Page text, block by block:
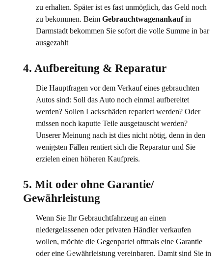
zu erhalten. Später ist es fast unmöglich, das Geld noch
zu bekommen. Beim Gebrauchtwagenankaufin
Darmstadt bekommen Sie sofort die volle Summe in bar
ausgezahlt
4. Aufbereitung & Reparatur
Die Hauptfragen vor dem Verkauf eines gebrauchten
Autos sind: Soll das Auto noch einmal aufbereitet
werden? Sollen Lackschäden repariert werden? Oder
müssen noch kaputte Teile ausgetauscht werden?
Unserer Meinung nach ist dies nicht nötig, denn in den
wenigsten Fällen rentiert sich die Reparatur und Sie
erzielen einen höheren Kaufpreis.
5. Mit oder ohne Garantie/
Gewährleistung
Wenn Sie Ihr Gebrauchtfahrzeug an einen
niedergelassenen oder privaten Händler verkaufen
wollen, möchte die Gegenpartei oftmals eine Garantie
oder eine Gewährleistung vereinbaren. Damit sind Sie in